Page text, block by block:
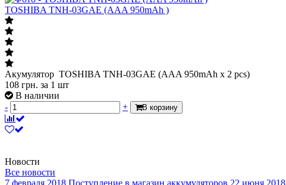
TOSHIBA TNH-03GAE (AAA 950mAh )
Акумулятор TOSHIBA TNH-03GAE (AAA 950mAh x 2 pcs)
108 грн. за 1 шт
В наличии
-
+ В корзину
Новости
Все новости
7 февраля 2018 Поступление в магазин аккумуляторов 22 июня 2018